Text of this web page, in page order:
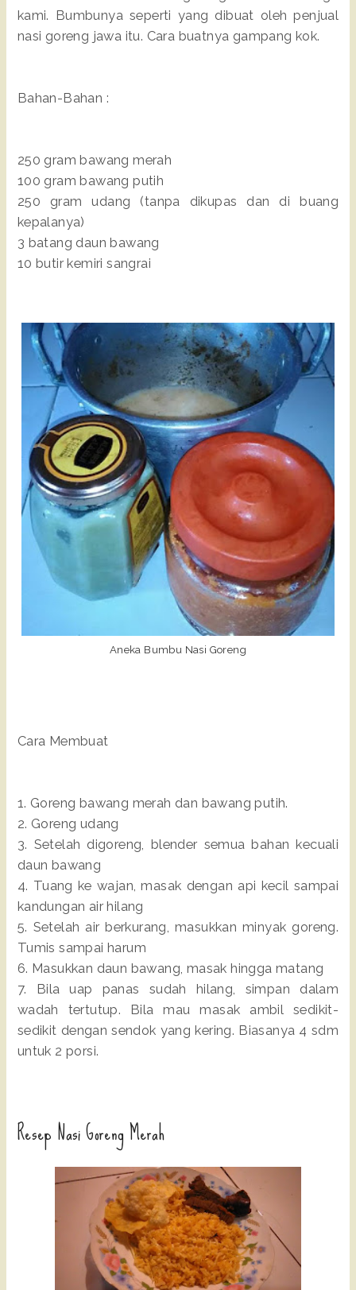
kami. Bumbunya seperti yang dibuat oleh penjual
nasi goreng jawa itu. Cara buatnya gampang kok.
Bahan-Bahan :
250 gram bawang merah
100 gram bawang putih
250 gram udang (tanpa dikupas dan di buang
kepalanya)
3 batang daun bawang
10 butir kemiri sangrai
Aneka Bumbu Nasi Goreng
Cara Membuat
1. Goreng bawang merah dan bawang putih.
2. Goreng udang
3. Setelah digoreng, blender semua bahan kecuali
daun bawang
4. Tuang ke wajan, masak dengan api kecil sampai
kandungan air hilang
5. Setelah air berkurang, masukkan minyak goreng.
Tumis sampai harum
6. Masukkan daun bawang, masak hingga matang
7. Bila uap panas sudah hilang, simpan dalam
wadah tertutup. Bila mau masak ambil sedikit-
sedikit dengan sendok yang kering. Biasanya 4 sdm
untuk 2 porsi.
Resep Nasi Goreng Merah